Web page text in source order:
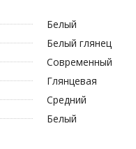
Белый
Белый глянец
Современный
Глянцевая
Средний
Белый